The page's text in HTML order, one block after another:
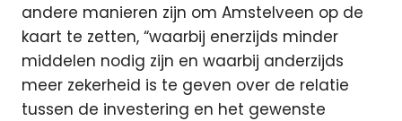
andere manieren zijn om Amstelveen op de
kaart te zetten, “waarbij enerzijds minder
middelen nodig zijn en waarbij anderzijds
meer zekerheid is te geven over de relatie
tussen de investering en het gewenste